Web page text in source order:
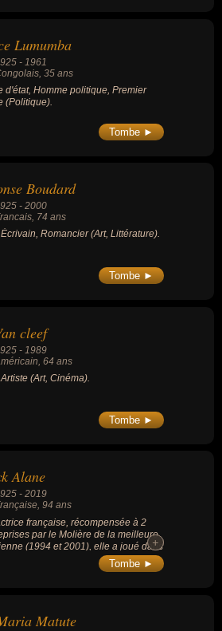
Lumumba
- 1961
, 35 ans
d'état, Homme politique, Premier
(Politique).
Tombe ►
Boudard
- 2000
, 74 ans
Romancier (Art, Littérature).
Tombe ►
cleef
- 1989
, 64 ans
(Art, Cinéma).
Tombe ►
Alane
- 2019
, 94 ans
française, récompensée à 2
par le Molière de la meilleure
(1994 et 2001), elle a joué dans
« Hibernatus » (1969, avec Louis de
« Les Trois Frères » (1995, avec Les
+
+
Tombe ►
Matute